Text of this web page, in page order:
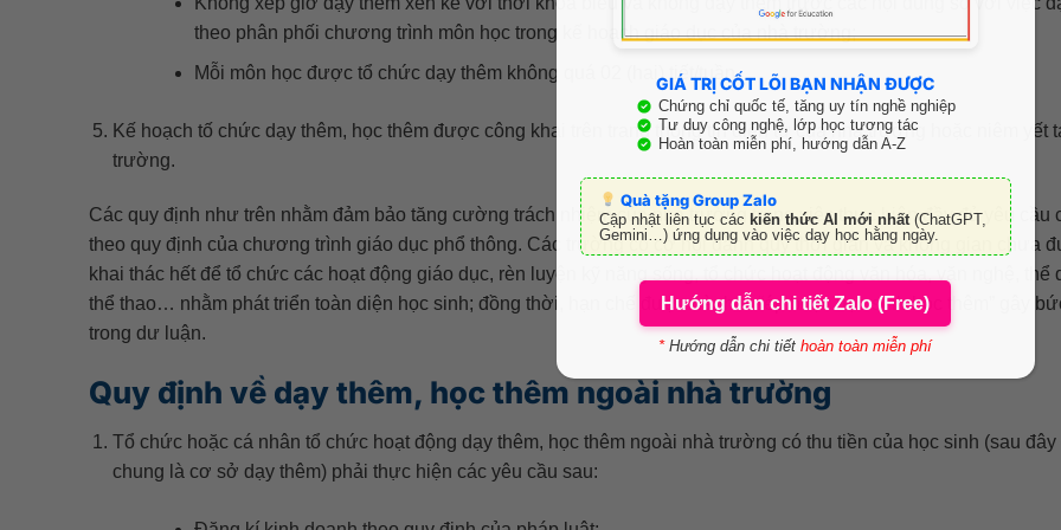
theo phân phối chương trình môn học trong kế hoạch giáo dục của nhà trường;
Mỗi môn học được tổ chức dạy thêm không quá 02 (hai) tiết/tuần.
Kế hoạch tố chức dạy thêm, học thêm được công khai trên trang thông tin điện tử của nhà trường hoặc niêm yết
trường.
Các quy định như trên nhằm đảm bảo tăng cường trách nhiệm của nhà trường trong việc thực hiện đầy đủ yêu cầu
theo quy định của chương trình giáo dục phổ thông. Các trường có cơ hội dành quỹ thời gian và không gian chưa
khai thác hết để tổ chức các hoạt động giáo dục, rèn luyện kỹ năng sống, tổ chức hoạt động văn hóa, văn nghệ, thể
thể thao… nhằm phát triển toàn diện học sinh; đồng thời, hạn chế được hành vi “ép buộc học sinh học thêm” gây
trong dư luận.
Quy định về dạy thêm, học thêm ngoài nhà trường
Tổ chức hoặc cá nhân tổ chức hoạt động dạy thêm, học thêm ngoài nhà trường có thu tiền của học sinh (sau đây
chung là cơ sở dạy thêm) phải thực hiện các yêu cầu sau:
GIÁ TRỊ CỐT LÕI BẠN NHẬN ĐƯỢC
Chứng chỉ quốc tế, tăng uy tín nghề nghiệp
Tư duy công nghệ, lớp học tương tác
Hoàn toàn miễn phí, hướng dẫn A-Z
Quà tặng Group Zalo
Cập nhật liên tục các kiến thức AI mới nhất (ChatGPT,
Gemini…) ứng dụng vào việc dạy học hằng ngày.
Hướng dẫn chi tiết Zalo (Free)
*Hướng dẫn chi tiếthoàn toàn miễn phí